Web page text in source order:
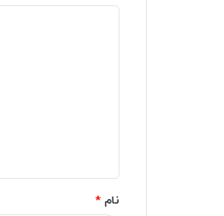
*
نام *